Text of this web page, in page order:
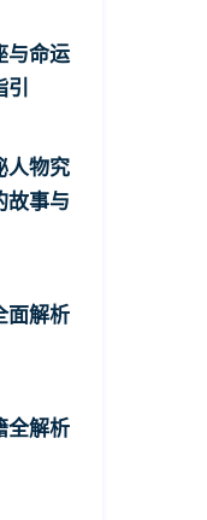
与命运
人物究
故事与
面解析
全解析